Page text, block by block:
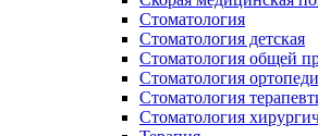
Стоматология
Стоматология детская
Стоматология общей
Стоматология
Стоматология
Стоматология